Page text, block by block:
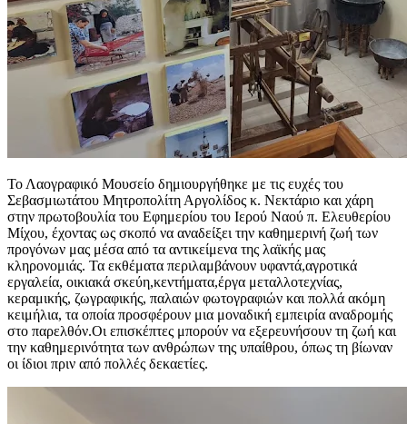
Το Λαογραφικό Μουσείο δημιουργήθηκε με τις ευχές του
Σεβασμιωτάτου Μητροπολίτη Αργολίδος κ. Νεκτάριο και χάρη
στην πρωτοβουλία του Εφημερίου του Ιερού Ναού π. Ελευθερίου
Μίχου, έχοντας ως σκοπό να αναδείξει την καθημερινή ζωή των
προγόνων μας μέσα από τα αντικείμενα της λαϊκής μας
κληρονομιάς. Τα εκθέματα περιλαμβάνουν υφαντά,αγροτικά
εργαλεία, οικιακά σκεύη,κεντήματα,έργα μεταλλοτεχνίας,
κεραμικής, ζωγραφικής, παλαιών φωτογραφιών και πολλά ακόμη
κειμήλια, τα οποία προσφέρουν μια μοναδική εμπειρία αναδρομής
στο παρελθόν.Οι επισκέπτες μπορούν να εξερευνήσουν τη ζωή και
την καθημερινότητα των ανθρώπων της υπαίθρου, όπως τη βίωναν
οι ίδιοι πριν από πολλές δεκαετίες.